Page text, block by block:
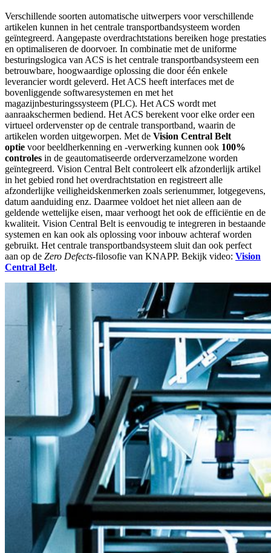
Verschillende soorten automatische uitwerpers voor verschillende
artikelen kunnen in het centrale transportbandsysteem worden
geïntegreerd. Aangepaste overdrachtstations bereiken hoge prestaties
en optimaliseren de doorvoer. In combinatie met de uniforme
besturingslogica van ACS is het centrale transportbandsysteem een
betrouwbare, hoogwaardige oplossing die door één enkele
leverancier wordt geleverd. Het ACS heeft interfaces met de
bovenliggende softwaresystemen en met het
magazijnbesturingssysteem (PLC). Het ACS wordt met
aanraakschermen bediend. Het ACS berekent voor elke order een
virtueel ordervenster op de centrale transportband, waarin de
artikelen worden uitgeworpen. Met de Vision Central Belt
optie voor beeldherkenning en -verwerking kunnen ook 100%
controles in de geautomatiseerde orderverzamelzone worden
geïntegreerd. Vision Central Belt controleert elk afzonderlijk artikel
in het gebied rond het overdrachtstation en registreert alle
afzonderlijke veiligheidskenmerken zoals serienummer, lotgegevens,
datum aanduiding enz. Daarmee voldoet het niet alleen aan de
geldende wettelijke eisen, maar verhoogt het ook de efficiëntie en de
kwaliteit. Vision Central Belt is eenvoudig te integreren in bestaande
systemen en kan ook als oplossing voor inbouw achteraf worden
gebruikt. Het centrale transportbandsysteem sluit dan ook perfect
aan op de Zero Defects-filosofie van KNAPP. Bekijk video: Vision
Central Belt.